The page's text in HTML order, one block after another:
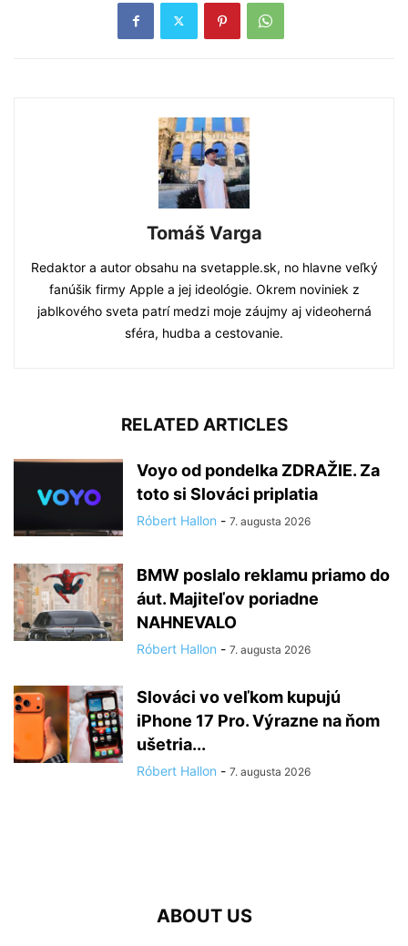
Tomáš Varga
Redaktor a autor obsahu na svetapple.sk, no hlavne veľký
fanúšik firmy Apple a jej ideológie. Okrem noviniek z
jablkového sveta patrí medzi moje záujmy aj videoherná
sféra, hudba a cestovanie.
RELATED ARTICLES
Voyo od pondelka ZDRAŽIE. Za
toto si Slováci priplatia
Róbert Hallon - 7. augusta 2026
BMW poslalo reklamu priamo do
áut. Majiteľov poriadne
NAHNEVALO
Róbert Hallon - 7. augusta 2026
Slováci vo veľkom kupujú
iPhone 17 Pro. Výrazne na ňom
ušetria...
Róbert Hallon - 7. augusta 2026
ABOUT US